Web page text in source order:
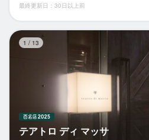
最終更新日：30日以上前
1 / 13
テアトロ ディ マッサ